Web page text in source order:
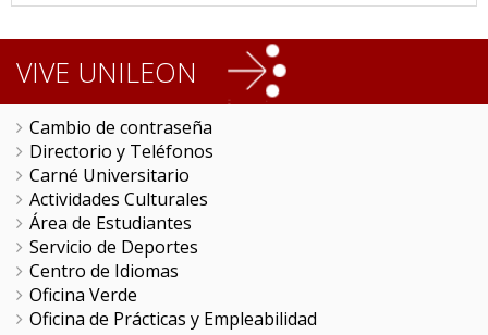
VIVE UNILEON
Cambio de contraseña
Directorio y Teléfonos
Carné Universitario
Actividades Culturales
Área de Estudiantes
Servicio de Deportes
Centro de Idiomas
Oficina Verde
Oficina de Prácticas y Empleabilidad